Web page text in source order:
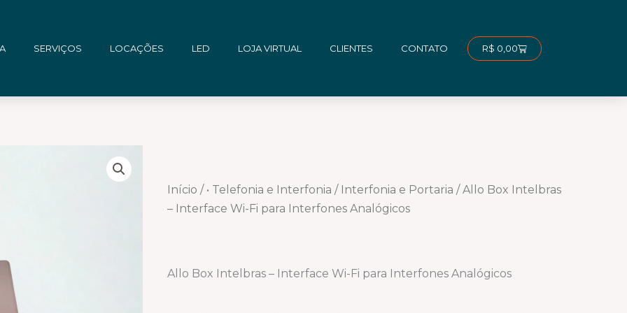
SERVIÇOS LOCAÇÕES LED LOJA VIRTUAL CLIENTES CONTATO R$ 0,00Carrinho
Início / • Telefonia e Interfonia / Interfonia e Portaria / Allo Box Intelbras
– Interface Wi-Fi para Interfones Analógicos
Allo Box Intelbras – Interface Wi-Fi para Interfones Analógicos